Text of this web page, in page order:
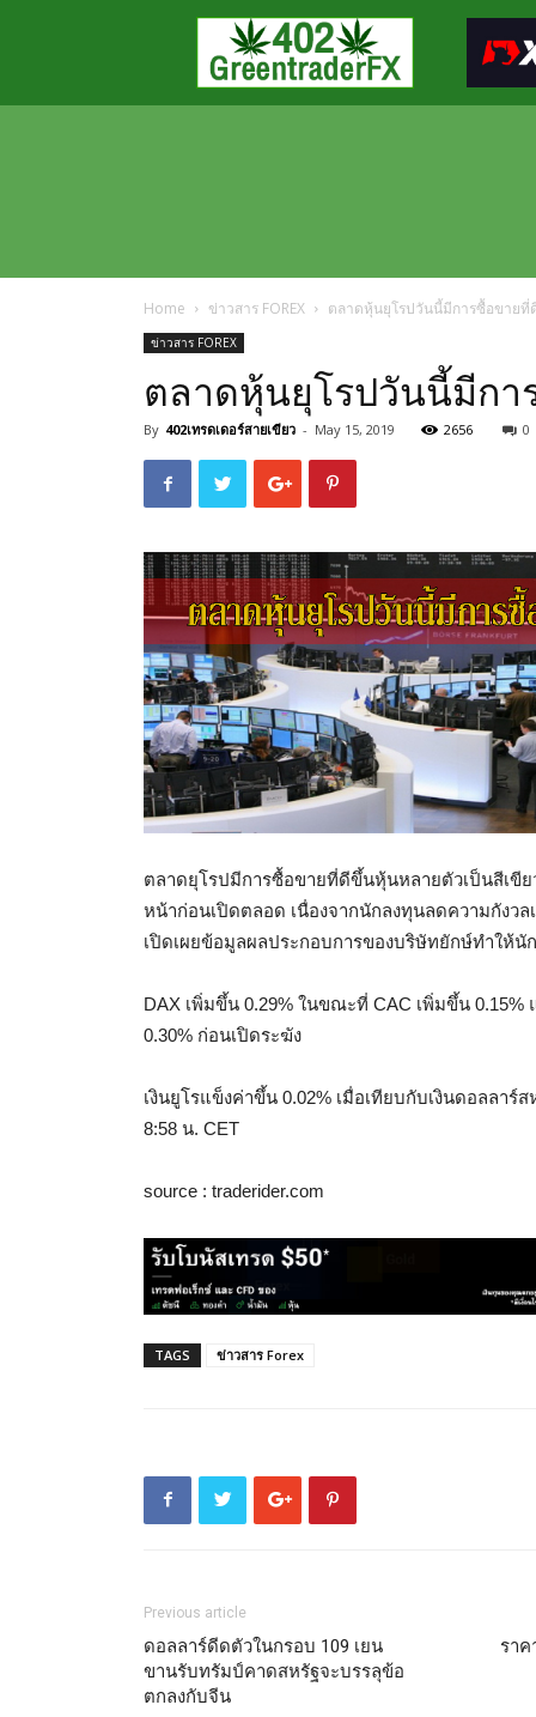
Greentraderfx
ความ
FOREX
Home ข่าวสาร FOREX ตลาดหุ้นยุโรปวันนี้มีการซื้อขายที่
ข่าวสาร FOREX
ตลาดหุ้นยุโรปวันนี้มีก
By 402เทรดเดอร์สายเขียว - May 15, 2019 2656 0
ตลาดยุโรปมีการซื้อขายที่ดีขึ้นหุ้นหลายตัวเป็นสีเขีย
หน้าก่อนเปิดตลอด เนื่องจากนักลงทุนลดความกังวล
เปิดเผยข้อมูลผลประกอบการของบริษัทยักษ์ทำให้
DAX เพิ่มขึ้น 0.29% ในขณะที่ CAC เพิ่มขึ้น 0.15%
0.30% ก่อนเปิดระฆัง
เงินยูโรแข็งค่าขึ้น 0.02% เมื่อเทียบกับเงินดอลลาร์
8:58 น. CET
source : traderider.com
TAGS ข่าวสาร Forex
Previous article
ดอลลาร์ดีดตัวในกรอบ 109 เยน
ขานรับทรัมป์คาดสหรัฐจะบรรลุข้อ
ตกลงกับจีน
รา